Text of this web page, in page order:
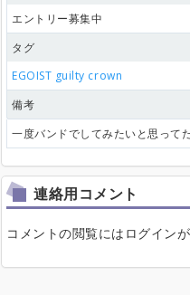
エントリー募集中
タグ
EGOIST guilty crown
備考
一度バンドでしてみたいと思って
連絡用コメント
コメントの閲覧にはログインが